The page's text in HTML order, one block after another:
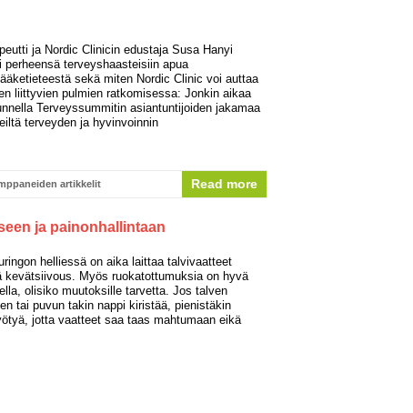
ja Nordic Clinicin edustaja Susa Hanyi
perheensä terveyshaasteisiin apua
sekä miten Nordic Clinic voi auttaa
liittyvien pulmien ratkomisessa: Jonkin aikaa
Terveyssummitin asiantuntijoiden jakamaa
terveyden ja hyvinvoinnin
artikkelit Read more
ja painonhallintaan
helliessä on aika laittaa talvivaatteet
kevätsiivous. Myös ruokatottumuksia on hyvä
olisiko muutoksille tarvetta. Jos talven
tai puvun takin nappi kiristää, pienistäkin
jotta vaatteet saa taas mahtumaan eikä